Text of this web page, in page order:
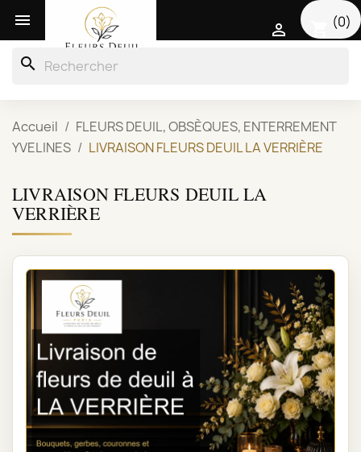
 (0)

search
Accueil
FLEURS DEUIL, OBSÈQUES, ENTERREMENT
YVELINES
LIVRAISON FLEURS DEUIL LA VERRIÈRE
LIVRAISON FLEURS DEUIL LA
VERRIÈRE